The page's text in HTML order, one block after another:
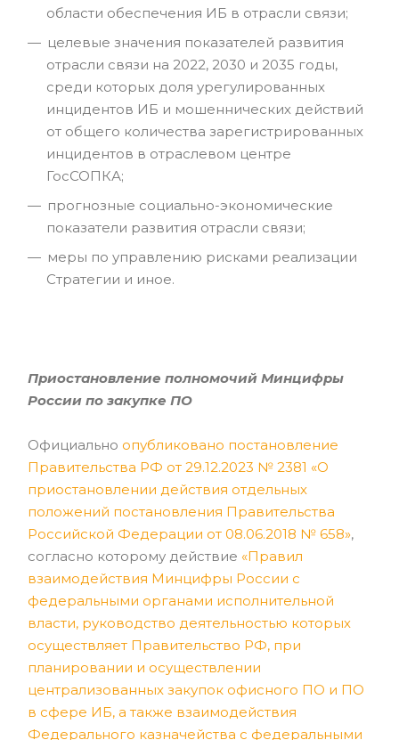
области обеспечения ИБ в отрасли связи;
целевые значения показателей развития
отрасли связи на 2022, 2030 и 2035 годы,
среди которых доля урегулированных
инцидентов ИБ и мошеннических действий
от общего количества зарегистрированных
инцидентов в отраслевом центре
ГосСОПКА;
прогнозные социально-экономические
показатели развития отрасли связи;
меры по управлению рисками реализации
Стратегии и иное.
Приостановление полномочий Минцифры
России по закупке ПО
Официально опубликовано постановление
Правительства РФ от 29.12.2023 № 2381 «О
приостановлении действия отдельных
положений постановления Правительства
Российской Федерации от 08.06.2018 № 658»,
согласно которому действие «Правил
взаимодействия Минцифры России с
федеральными органами исполнительной
власти, руководство деятельностью которых
осуществляет Правительство РФ, при
планировании и осуществлении
централизованных закупок офисного ПО и ПО
в сфере ИБ, а также взаимодействия
Федерального казначейства с федеральными